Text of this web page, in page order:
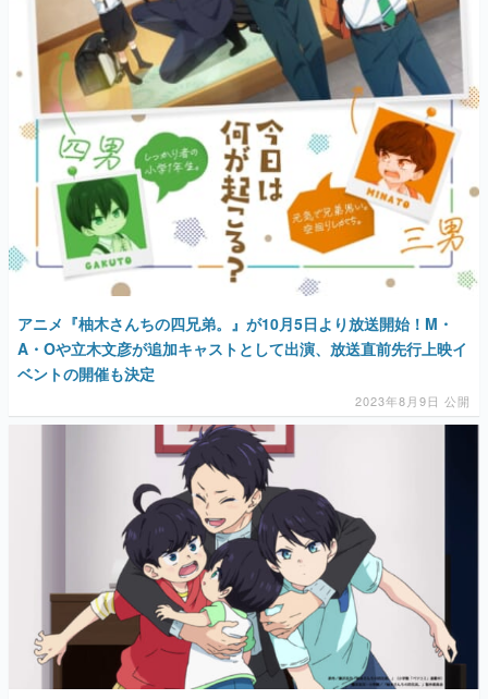
アニメ『柚木さんちの四兄弟。』が10月5日より放送開始！M・
A・Oや立木文彦が追加キャストとして出演、放送直前先行上映イ
ベントの開催も決定
2023年8月9日 公開
“癒し系”兄弟の暮らしを描くアニメ『柚木さんちの四兄弟。』に
岩崎諒太、戸谷菊之介、櫻井みゆき、寺澤百花が出演決定！ティ
ザーPVも解禁 岩崎さん「自分も長男だから他人に思えない」